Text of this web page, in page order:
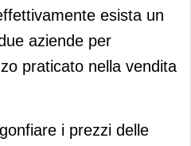
esista un
aziende per
praticato nella vendita
i prezzi delle